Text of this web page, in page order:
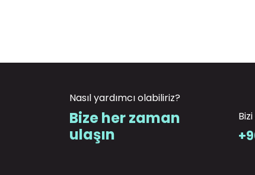
Nasıl yardımcı olabiliriz?
Bize her zaman
ulaşın